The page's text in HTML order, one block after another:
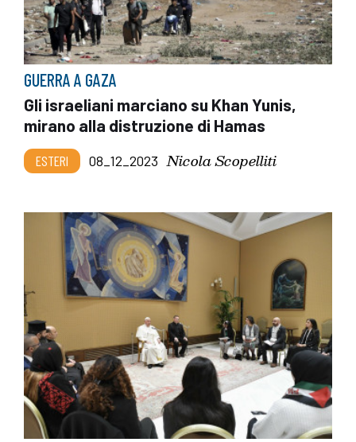
GUERRA A GAZA
Gli israeliani marciano su Khan Yunis,
mirano alla distruzione di Hamas
ESTERI 08_12_2023 Nicola Scopelliti